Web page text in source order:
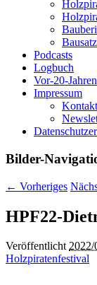
Podcasts
Logbuch
Vor-20-Jahren
Impressum
Kontakt
Bilder-
← Vorheriges
HPF22-
Veröffentlicht2022/
Holzpiratenfestival